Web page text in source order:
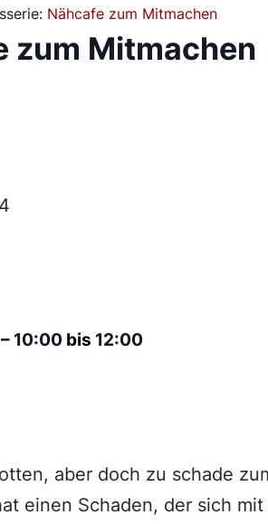
Nähcafe zum Mitmachen
zum Mitmachen
– 10:00 bis 12:00
aber doch zu schade
einen Schaden, der sich